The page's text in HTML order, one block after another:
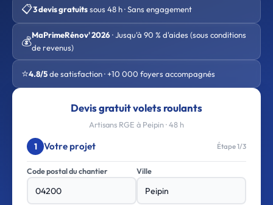
📋3 devis gratuitssous 48 h · Sans engagement
💰MaPrimeRénov' 2026· Jusqu'à 90 % d'aides (sous conditions
de revenus)
⭐4.8/5de satisfaction · +10 000 foyers accompagnés
Devis gratuit volets roulants
Artisans RGE à Peipin · 48 h
1 Votre projet Étape 1/3
Code postal du chantier Ville